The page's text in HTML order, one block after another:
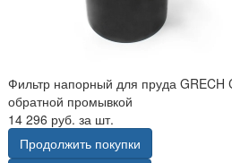
Фильтр напорный для пруда GRECH
обратной промывкой
14 296 руб. за шт.
Продолжить покупки